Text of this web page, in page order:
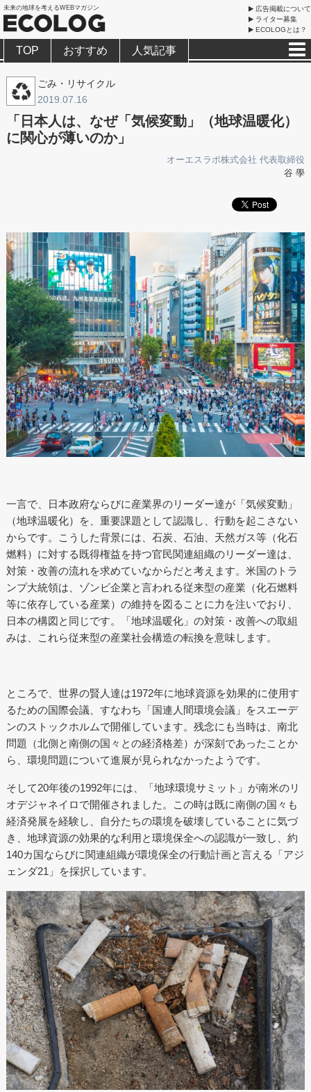
未来の地球を考えるWEBマガジン
広告掲載について
ライター募集
ECOLOGとは？
TOP おすすめ 人気記事
ごみ・リサイクル
2019.07.16
「日本人は、なぜ「気候変動」（地球温暖化）
に関心が薄いのか」
オーエスラボ株式会社 代表取締役
谷 學
一言で、日本政府ならびに産業界のリーダー達が「気候変動」
（地球温暖化）を、重要課題として認識し、行動を起こさない
からです。こうした背景には、石炭、石油、天然ガス等（化石
燃料）に対する既得権益を持つ官民関連組織のリーダー達は、
対策・改善の流れを求めていなからだと考えます。米国のトラ
ンプ大統領は、ゾンビ企業と言われる従来型の産業（化石燃料
等に依存している産業）の維持を図ることに力を注いでおり、
日本の構図と同じです。「地球温暖化」の対策・改善への取組
みは、これら従来型の産業社会構造の転換を意味します。
ところで、世界の賢人達は1972年に地球資源を効果的に使用す
るための国際会議、すなわち「国連人間環境会議」をスエーデ
ンのストックホルムで開催しています。残念にも当時は、南北
問題（北側と南側の国々との経済格差）が深刻であったことか
ら、環境問題について進展が見られなかったようです。
そして20年後の1992年には、「地球環境サミット」が南米のリ
オデジャネイロで開催されました。この時は既に南側の国々も
経済発展を経験し、自分たちの環境を破壊していることに気づ
き、地球資源の効果的な利用と環境保全への認識が一致し、約
140カ国ならびに関連組織が環境保全の行動計画と言える「アジ
ェンダ21」を採択しています。